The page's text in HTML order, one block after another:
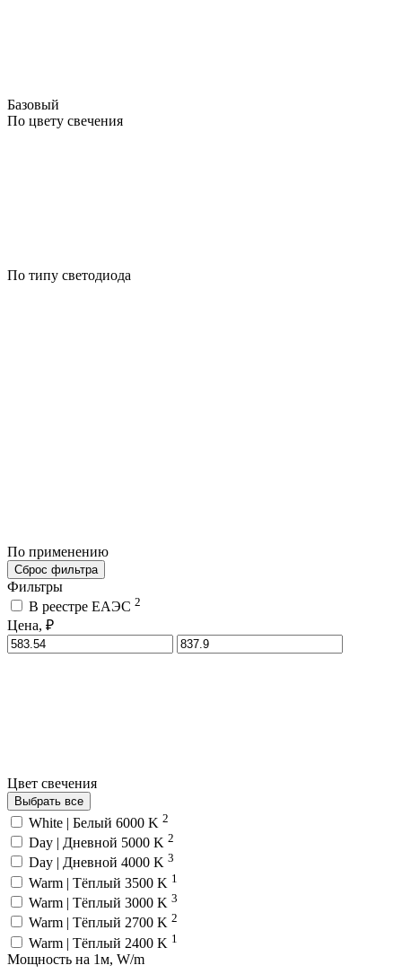
Базовый
По цвету свечения
По типу светодиода
По применению
Сброс фильтра
Фильтры
В реестре ЕАЭС 2
Цена, ₽
Цвет свечения
Выбрать все
White | Белый 6000 K 2
Day | Дневной 5000 K 2
Day | Дневной 4000 K 3
Warm | Тёплый 3500 K 1
Warm | Тёплый 3000 K 3
Warm | Тёплый 2700 K 2
Warm | Тёплый 2400 K 1
Мощность на 1м, W/m